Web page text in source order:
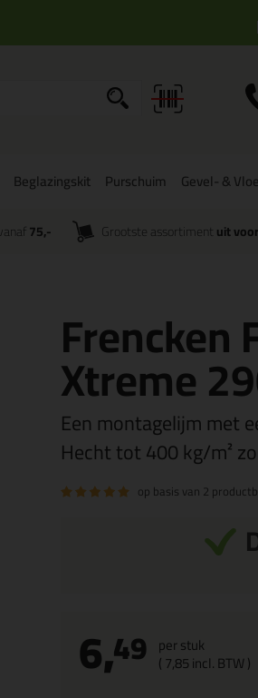
Beglazingskit Purschuim Gevel- &
75,- Grootste assortiment uit
Frencken
Xtreme
Een montagelijm met
Hecht tot 400 kg/m²
op basis van 2
6,49 per stuk
(7,85incl. BTW )